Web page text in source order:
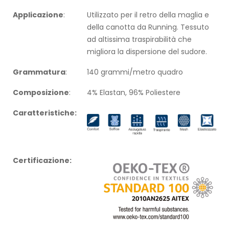
Applicazione:
Utilizzato per il retro della maglia e
della canotta da Running. Tessuto
ad altissima traspirabilità che
migliora la dispersione del sudore.
Grammatura:
140 grammi/metro quadro
Composizione:
4% Elastan, 96% Poliestere
Caratteristiche:
Certificazione: